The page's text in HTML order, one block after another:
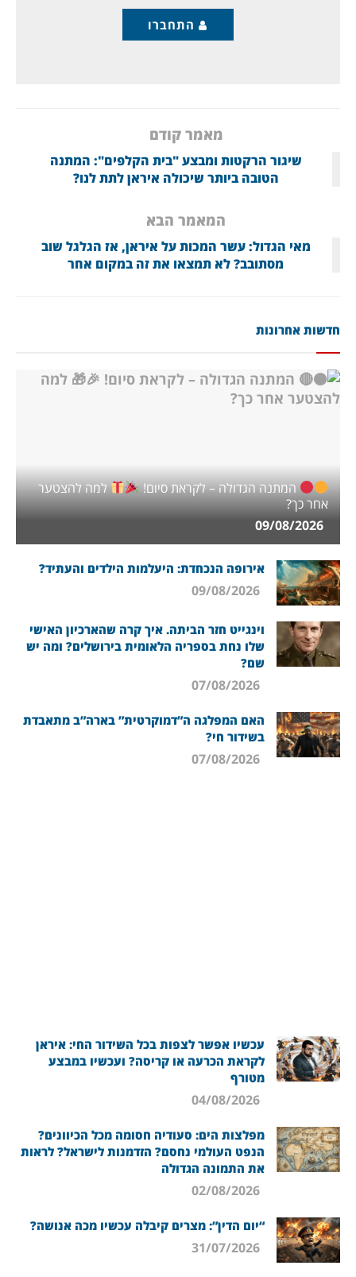
התחברו
מאמר קודם
שיגור הרקטות ומבצע "בית הקלפים": המתנה
הטובה ביותר שיכולה איראן לתת לנו?
המאמר הבא
מאי הגדול: עשר המכות על איראן, אז הגלגל שוב
מסתובב? לא תמצאו את זה במקום אחר
חדשות אחרונות
המתנה הגדולה – לקראת סיום!
למה להצטער
אחר כך?
אירופה הנכחדת: היעלמות הילדים והעתיד?
וינגייט חזר הביתה. איך קרה שהארכיון האישי
שלו נחת בספריה הלאומית בירושלים? ומה יש
שם?
האם המפלגה ה”דמוקרטית” בארה”ב מתאבדת
בשידור חי?
עכשיו אפשר לצפות בכל השידור החי: איראן
לקראת הכרעה או קריסה? ועכשיו במבצע
מטורף
מפלצות הים: סעודיה חסומה מכל הכיוונים?
הנפט העולמי נחסם? הזדמנות לישראל? לראות
את התמונה הגדולה
“יום הדין”: מצרים קיבלה עכשיו מכה אנושה?